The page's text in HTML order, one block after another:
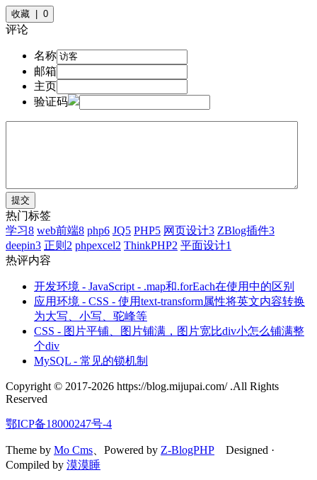
收藏 | 0
评论
名称
邮箱
主页
验证码
热门标签
学习8 web前端8 php6 JQ5 PHP5 网页设计3 ZBlog插件3
deepin3 正则 2 phpexcel2 ThinkPHP2 平面设计1
热评内容
开发环境 - JavaScript - .map和.forEach在使用中的区别
应用环境 - CSS - 使用text-transform属性将英文内容转换
为大写、小写、驼峰等
CSS - 图片平铺、图片铺满，图片宽比div小怎么铺满整
个div
MySQL - 常见的锁机制
Copyright © 2017-2026 https://blog.mijupai.com/ .All Rights
Reserved
鄂ICP备18000247号-4
Theme by Mo Cms 、Powered by Z-BlogPHP Designed ·
Compiled by 漠漠睡